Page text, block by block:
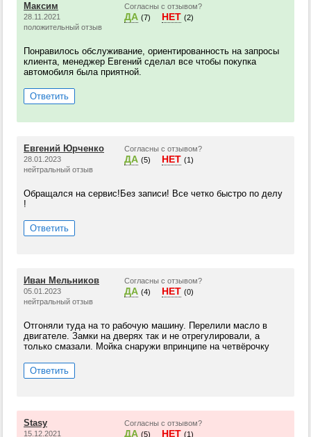
Максим
28.11.2021
положительный отзыв
Согласны с отзывом?
ДА (7) НЕТ (2)
Понравилось обслуживание, ориентированность на запросы
клиента, менеджер Евгений сделал все чтобы покупка
автомобиля была приятной.
Ответить
Евгений Юрченко
28.01.2023
нейтральный отзыв
Согласны с отзывом?
ДА (5) НЕТ (1)
Обращался на сервис!Без записи! Все четко быстро по делу
!
Ответить
Иван Мельников
05.01.2023
нейтральный отзыв
Согласны с отзывом?
ДА (4) НЕТ (0)
Отгоняли туда на то рабочую машину. Перелили масло в
двигателе. Замки на дверях так и не отрегулировали, а
только смазали. Мойка снаружи впринципе на четвёрочку
Ответить
Stasy
15.12.2021
Согласны с отзывом?
ДА (5) НЕТ (1)